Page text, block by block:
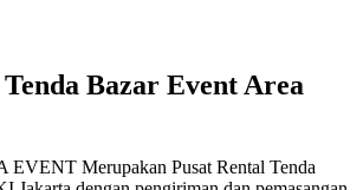
Bazar Event Area
Merupakan Pusat Rental Tenda